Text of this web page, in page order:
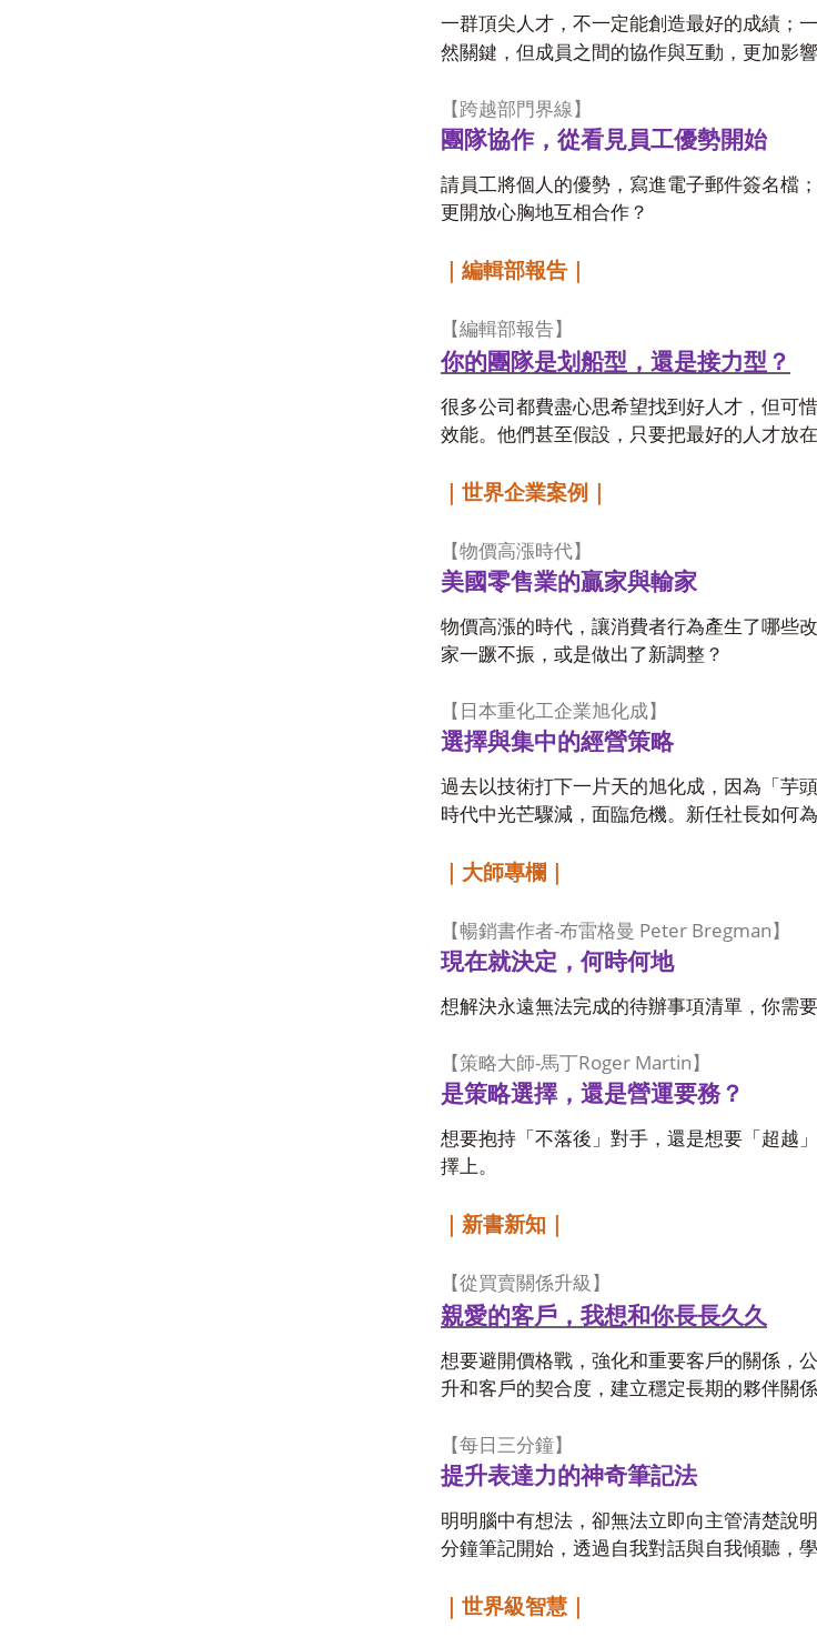
一群頂尖人才，不一定能創造最好的成績；
然關鍵，但成員之間的協作與互動，更加影
【跨越部門界線】
團隊協作，從看見員工優勢開始
請員工將個人的優勢，寫進電子郵件簽名檔
更開放心胸地互相合作？
｜編輯部報告｜
【編輯部報告】
你的團隊是划船型，還是接力型？
很多公司都費盡心思希望找到好人才，但可
效能。他們甚至假設，只要把最好的人才放
｜世界企業案例｜
【物價高漲時代】
美國零售業的贏家與輸家
物價高漲的時代，讓消費者行為產生了哪些
家一蹶不振，或是做出了新調整？
【日本重化工企業旭化成】
選擇與集中的經營策略
過去以技術打下一片天的旭化成，因為「芋
時代中光芒驟減，面臨危機。新任社長如何
｜大師專欄｜
【暢銷書作者-布雷格曼 Peter Bregman 】
現在就決定，何時何地
想解決永遠無法完成的待辦事項清單，你需
【策略大師-馬丁Roger Martin 】
是策略選擇，還是營運要務？
想要抱持「不落後」對手，還是想要「超越
擇上。
｜新書新知｜
【從買賣關係升級】
親愛的客戶，我想和你長長久久
想要避開價格戰，強化和重要客戶的關係，
升和客戶的契合度，建立穩定長期的夥伴關
【每日三分鐘】
提升表達力的神奇筆記法
明明腦中有想法，卻無法立即向主管清楚說
分鐘筆記開始，透過自我對話與自我傾聽，
｜世界級智慧｜